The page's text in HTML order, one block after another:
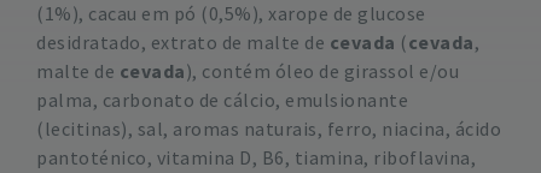
(1%), cacau em pó (0,5%), xarope de glucose
desidratado, extrato de malte de cevada (cevada,
malte de cevada), contém óleo de girassol e/ou
palma, carbonato de cálcio, emulsionante
(lecitinas), sal, aromas naturais, ferro, niacina, ácido
pantoténico, vitamina D, B6, tiamina, riboflavina,